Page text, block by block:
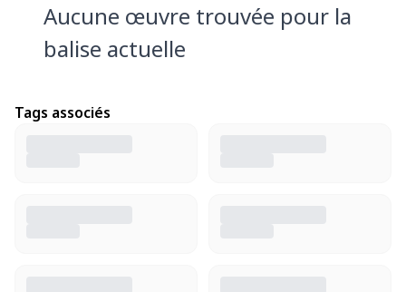
Aucune œuvre trouvée pour la
balise actuelle
Tags associés